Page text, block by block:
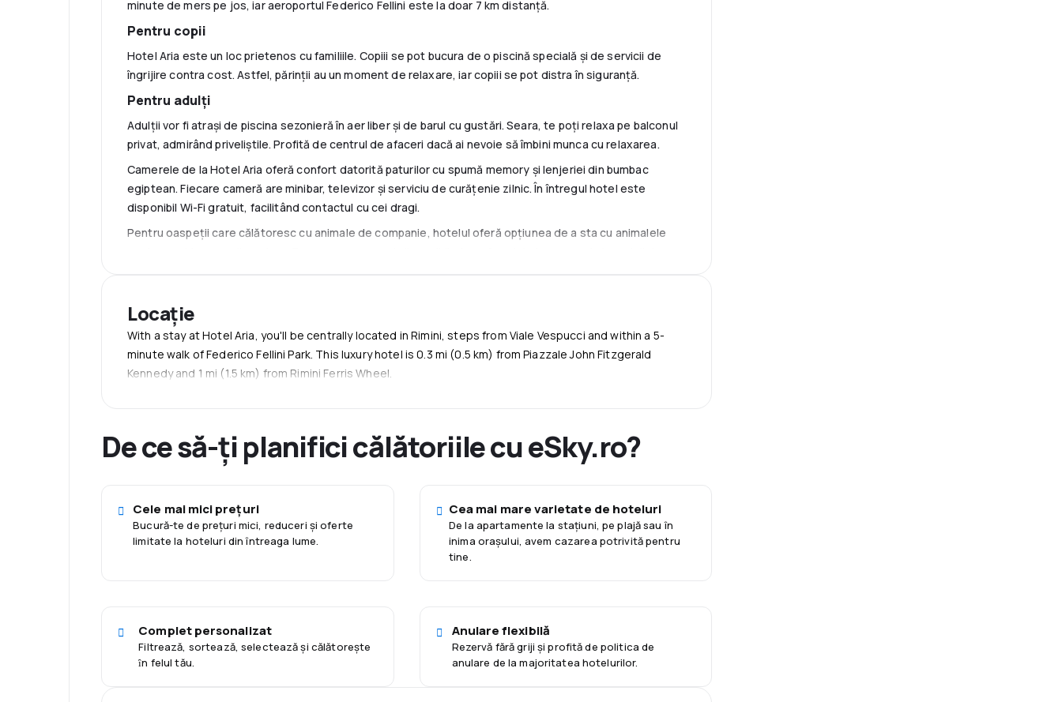
minute de mers pe jos, iar aeroportul Federico Fellini este la doar 7 km distanță.
Pentru copii
Hotel Aria este un loc prietenos cu familiile. Copiii se pot bucura de o piscină specială și de servicii de
îngrijire contra cost. Astfel, părinții au un moment de relaxare, iar copiii se pot distra în siguranță.
Pentru adulți
Adulții vor fi atrași de piscina sezonieră în aer liber și de barul cu gustări. Seara, te poți relaxa pe balconul
privat, admirând priveliștile. Profită de centrul de afaceri dacă ai nevoie să îmbini munca cu relaxarea.
Camerele de la Hotel Aria oferă confort datorită paturilor cu spumă memory și lenjeriei din bumbac
egiptean. Fiecare cameră are minibar, televizor și serviciu de curățenie zilnic. În întregul hotel este
disponibil Wi-Fi gratuit, facilitând contactul cu cei dragi.
Pentru oaspeții care călătoresc cu animale de companie, hotelul oferă opțiunea de a sta cu animalele
Locație
With a stay at Hotel Aria, you'll be centrally located in Rimini, steps from Viale Vespucci and within a 5-
minute walk of Federico Fellini Park. This luxury hotel is 0.3 mi (0.5 km) from Piazzale John Fitzgerald
Kennedy and 1 mi (1.5 km) from Rimini Ferris Wheel.
De ce să-ți planifici călătoriile cu eSky.ro?
Cele mai mici prețuri
Bucură-te de prețuri mici, reduceri și oferte
limitate la hoteluri din întreaga lume.
Cea mai mare varietate de hoteluri
De la apartamente la staţiuni, pe plajă sau în
inima orașului, avem cazarea potrivită pentru
tine.
Complet personalizat
Filtrează, sortează, selectează și călătoreşte
ȋn felul tău.
Anulare flexibilă
Rezervă fără griji și profită de politica de
anulare de la majoritatea hotelurilor.